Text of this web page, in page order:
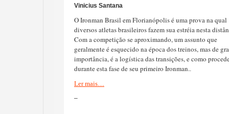
Vinicius Santana
O Ironman Brasil em Florianópolis é uma prova na qual
diversos atletas brasileiros fazem sua estréia nesta
Com a competição se aproximando, um assunto que
geralmente é esquecido na época dos treinos, mas de
importância, é a logística das transições, e como
durante esta fase de seu primeiro Ironman..
Ler mais…
–